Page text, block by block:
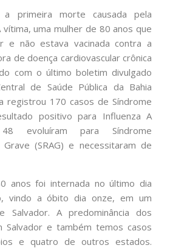
primeira morte causada pela
vítima, uma mulher de 80 anos que
e não estava vacinada contra a
de doença cardiovascular crônica
com o último boletim divulgado
de Saúde Pública da Bahia
registrou 170 casos de Síndrome
positivo para Influenza A
evoluíram para Síndrome
(SRAG) e necessitaram de
anos foi internada no último dia
vindo a óbito dia onze, em um
Salvador. A predominância dos
Salvador e também temos casos
e quatro de outros estados.